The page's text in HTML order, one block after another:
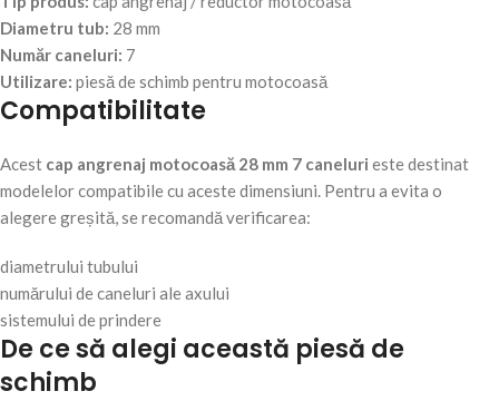
Diametru tub: 28 mm
Număr caneluri: 7
Utilizare: piesă de schimb pentru motocoasă
Compatibilitate
Acest cap angrenaj motocoasă 28 mm 7 caneluri este destinat
modelelor compatibile cu aceste dimensiuni. Pentru a evita o
alegere greșită, se recomandă verificarea:
diametrului tubului
numărului de caneluri ale axului
sistemului de prindere
De ce să alegi această piesă de
schimb